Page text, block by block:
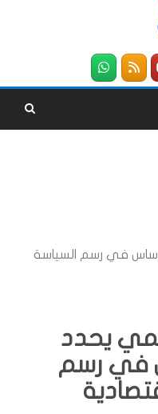
في رسم السياسة
يحدد
في رسم